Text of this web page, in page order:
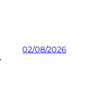
02/08/2026